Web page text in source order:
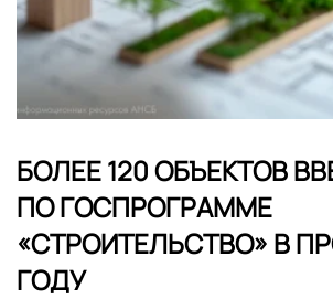
БОЛЕЕ 120 ОБЪЕКТОВ
ПО ГОСПРОГРАММЕ
«СТРОИТЕЛЬСТВО» В
ГОДУ